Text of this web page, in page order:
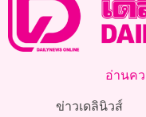
อ่านค
ข่าวเดลินิวส์